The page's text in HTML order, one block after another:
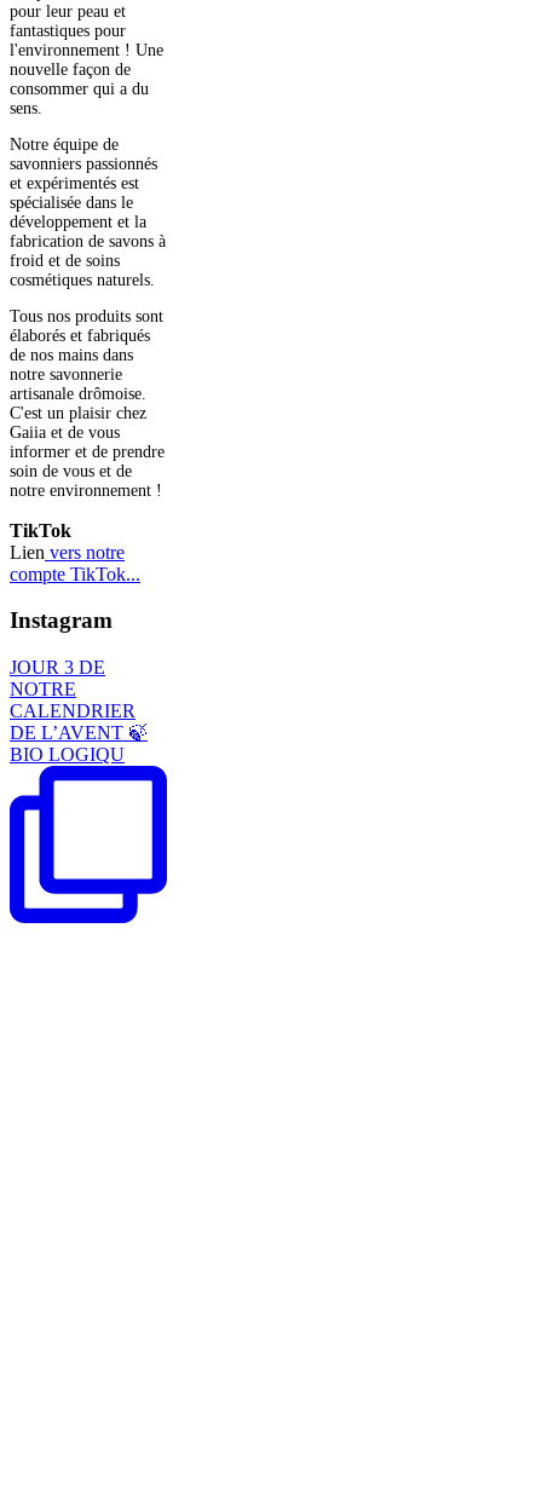
pour leur peau et
fantastiques pour
l'environnement ! Une
nouvelle façon de
consommer qui a du
sens.
Notre équipe de
savonniers passionnés
et expérimentés est
spécialisée dans le
développement et la
fabrication de savons à
froid et de soins
cosmétiques naturels.
Tous nos produits sont
élaborés et fabriqués
de nos mains dans
notre savonnerie
artisanale drômoise.
C'est un plaisir chez
Gaiia et de vous
informer et de prendre
soin de vous et de
notre environnement !
TikTok
Lien vers notre
compte TikTok...
Instagram
JOUR 3 DE
NOTRE
CALENDRIER
DE L’AVENT 🍃
BIO LOGIQU